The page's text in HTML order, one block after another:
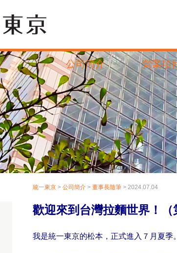
公司簡介 營業項
統一東京 > 公司簡介 > 董事長隨筆 > 2024.07.04
歡迎來到台灣拉麵世界！（
我是統一東京的松本，正式進入７月夏季。